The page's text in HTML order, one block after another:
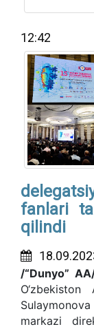
12:42
fanlari
qilindi
/“Dunyo”
markazi